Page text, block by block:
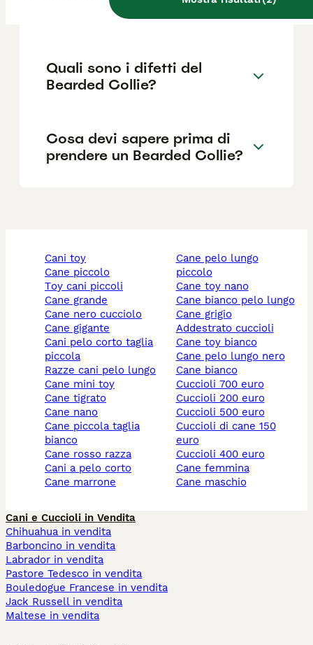
Bearded Collie?
Quali sono i difetti del
Bearded Collie?
Cosa devi sapere prima di
prendere un Bearded Collie?
cani toy
cane piccolo
toy cani piccoli
cane grande
cane nero cucciolo
cane gigante
cani pelo corto taglia
piccola
razze cani pelo lungo
cane mini toy
cane tigrato
cane nano
cane piccola taglia
bianco
cane rosso razza
cani a pelo corto
cane marrone
cane pelo lungo
piccolo
cane toy nano
cane bianco pelo lungo
cane grigio
addestrato cuccioli
cane toy bianco
cane pelo lungo nero
cane bianco
cuccioli 700 euro
cuccioli 200 euro
cuccioli 500 euro
cuccioli di cane 150
euro
cuccioli 400 euro
cane femmina
cane maschio
Cani e Cuccioli in Vendita
Chihuahua in vendita
Barboncino in vendita
Labrador in vendita
Pastore Tedesco in vendita
Bouledogue Francese in vendita
Jack Russell in vendita
Maltese in vendita